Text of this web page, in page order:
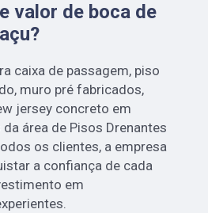
valor de boca de
caixa de passagem, piso
muro pré fabricados,
jersey concreto em
área de Pisos Drenantes
os clientes, a empresa
a confiança de cada
em